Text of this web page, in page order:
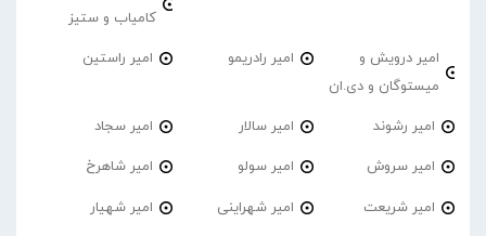
کامیاب و ستیز
امیر درویش و
میستوگان و دی.ان
امیر رادریمو امیر راستین
امیر رشوند امیر سالار امیر سجاد
امیر سروش امیر سولو امیر شاهرخ
امیر شریعت امیر شهراینی امیر شهیار